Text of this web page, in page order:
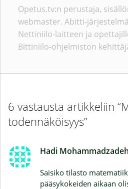
Opetus.tv:n perustaja,
webmaster. Abitti-
Nettiniilo-laitteen ja
Bittiniilo-ohjelmiston
6 vastausta artikkeliin
todennäköisyys”
Hadi Mohammadzadeh
Saisiko tilasto
pääsykokeiden aikaan